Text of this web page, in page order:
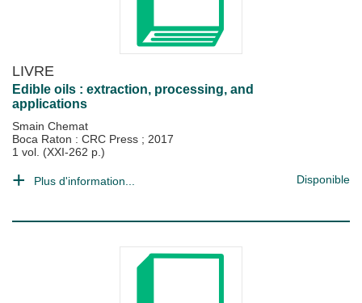
LIVRE
Edible oils : extraction, processing, and
applications
Smain Chemat
Boca Raton : CRC Press ; 2017
1 vol. (XXI-262 p.)
Plus d'information... Disponible